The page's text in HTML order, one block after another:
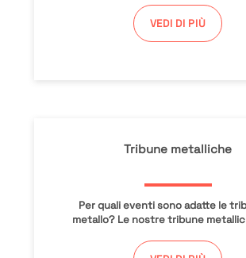
VEDI DI PIÙ
Tribune metalliche
Per quali eventi sono adatte le
metallo? Le nostre tribune